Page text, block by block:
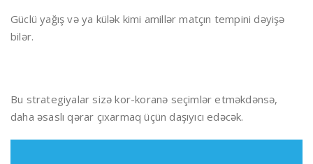
Güclü yağış və ya külək kimi amillər matçın tempini dəyişə
bilər.
Bu strategiyalar sizə kor-koranə seçimlər etməkdənsə,
daha əsaslı qərar çıxarmaq üçün daşıyıcı edəcək.